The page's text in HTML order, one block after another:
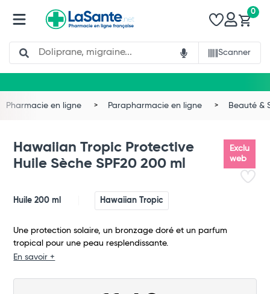
Search
Scanner
0
Total
Pharmacie en ligne Parapharmacie en ligne Beauté &
Exclu
web
Hawaiian Tropic Protective
Huile Sèche SPF20 200 ml
Huile 200 ml Hawaiian Tropic
Une protection solaire, un bronzage doré et un parfum
tropical pour une peau resplendissante.
En savoir +